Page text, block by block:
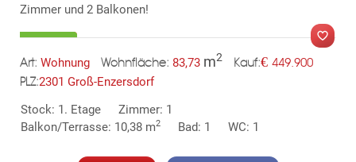
Zimmer und 2 Balkonen!
Art: Wohnung Wohnfläche: 83,73 m2 Kauf:€ 449.900
PLZ:2301 Groß-Enzersdorf
Stock: 1. Etage
Zimmer: 1
Balkon/Terrasse: 10,38 m2 Bad: 1 WC: 1